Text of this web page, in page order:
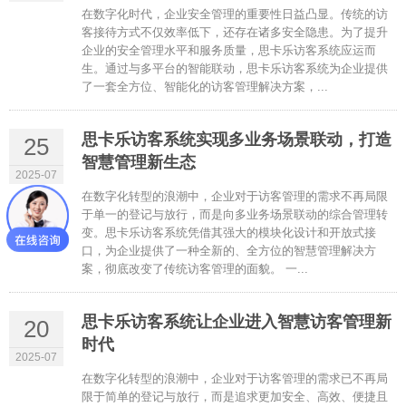
在数字化时代，企业安全管理的重要性日益凸显。传统的访
客接待方式不仅效率低下，还存在诸多安全隐患。为了提升
企业的安全管理水平和服务质量，思卡乐访客系统应运而
生。通过与多平台的智能联动，思卡乐访客系统为企业提供
了一套全方位、智能化的访客管理解决方案，...
25
2025-07
思卡乐访客系统实现多业务场景联动，打造
智慧管理新生态
在数字化转型的浪潮中，企业对于访客管理的需求不再局限
于单一的登记与放行，而是向多业务场景联动的综合管理转
变。思卡乐访客系统凭借其强大的模块化设计和开放式接
口，为企业提供了一种全新的、全方位的智慧管理解决方
案，彻底改变了传统访客管理的面貌。 一...
20
2025-07
思卡乐访客系统让企业进入智慧访客管理新
时代
在数字化转型的浪潮中，企业对于访客管理的需求已不再局
限于简单的登记与放行，而是追求更加安全、高效、便捷且